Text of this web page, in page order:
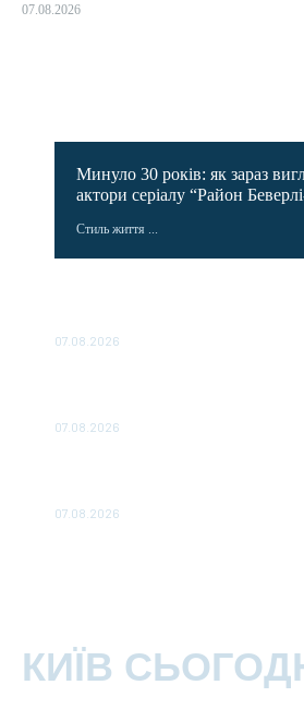
07.08.2026
Минуло 30 років: як зараз
актори серіалу “Район
Стиль життя ...
07.08.2026
07.08.2026
07.08.2026
КИЇВ